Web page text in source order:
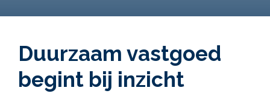
Duurzaam vastgoed
begint bij inzicht